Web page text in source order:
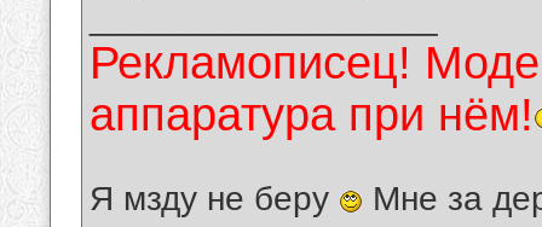
Рекламописец!
аппаратура при нём!
Я мзду не беру Мне за